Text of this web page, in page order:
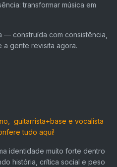
transformar música em
— construída com consistência,
gente revisita agora.
guitarrista+base e vocalista
tudo aqui!
identidade muito forte dentro
história, crítica social e peso